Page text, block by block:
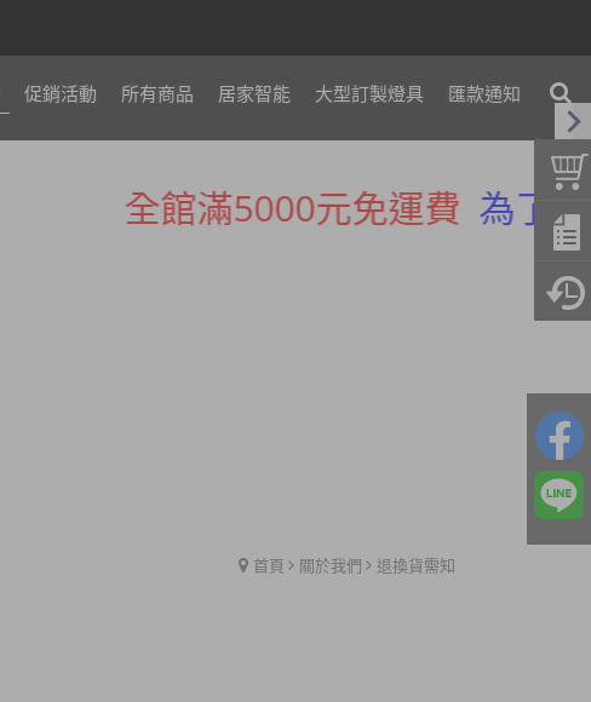
促銷活動 所有商品 居家智能 大型訂製燈具 匯款通知
訂單查詢
全館滿5000元免運費 為了提供
首頁 關於我們 退換貨需知